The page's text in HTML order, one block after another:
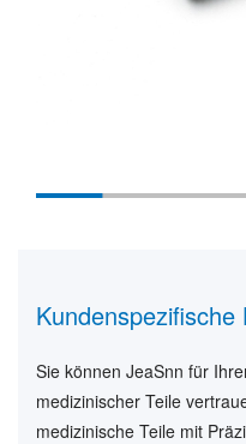
Kundenspezifische
Sie können JeaSnn für
medizinischer Teile
medizinische Teile mit